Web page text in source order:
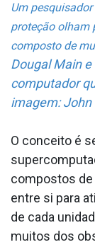
Um
proteção olham
composto de
Dougal Main
computador
imagem: John
O conceito é
compostos
entre si para
de cada
muitos dos